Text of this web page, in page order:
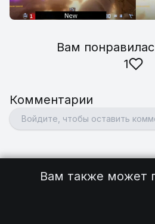
Вам
1
Комментарии
Вам также может